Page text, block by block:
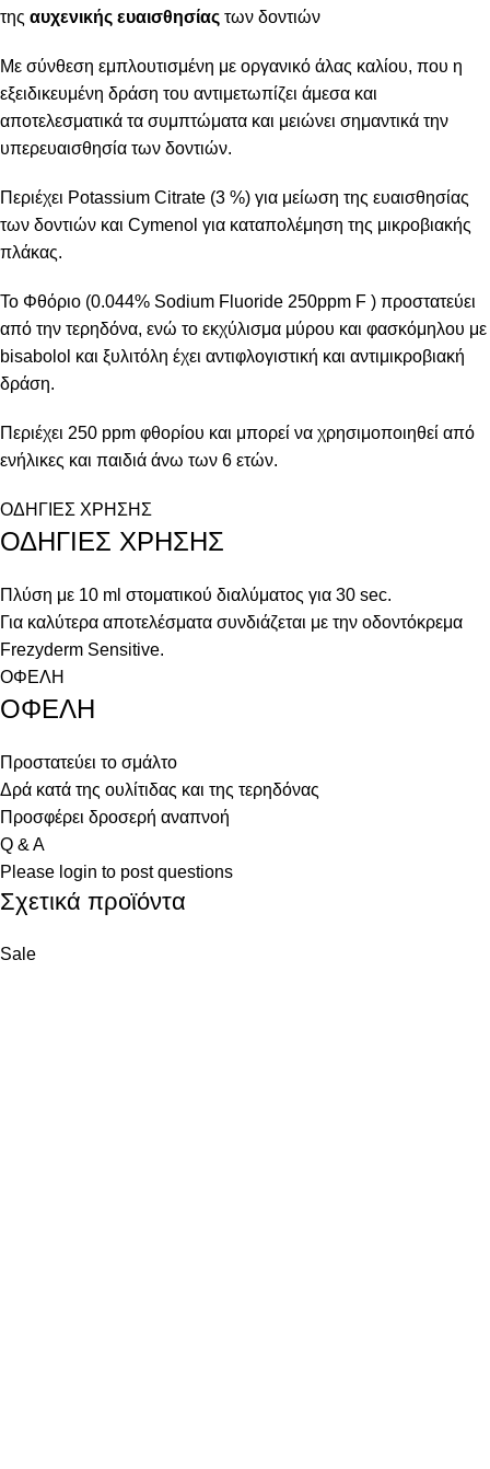
της αυχενικής ευαισθησίας των δοντιών
Με σύνθεση εμπλουτισμένη με οργανικό άλας καλίου, που η
εξειδικευμένη δράση του αντιμετωπίζει άμεσα και
αποτελεσματικά τα συμπτώματα και μειώνει σημαντικά την
υπερευαισθησία των δοντιών.
Περιέχει Potassium Citrate (3 %) για μείωση της ευαισθησίας
των δοντιών και Cymenol για καταπολέμηση της μικροβιακής
πλάκας.
Το Φθόριο (0.044% Sodium Fluoride 250ppm F ) προστατεύει
από την τερηδόνα, ενώ το εκχύλισμα μύρου και φασκόμηλου με
bisabolol και ξυλιτόλη έχει αντιφλογιστική και αντιμικροβιακή
δράση.
Περιέχει 250 ppm φθορίου και μπορεί να χρησιμοποιηθεί από
ενήλικες και παιδιά άνω των 6 ετών.
ΟΔΗΓΙΕΣ ΧΡΗΣΗΣ
ΟΔΗΓΙΕΣ ΧΡΗΣΗΣ
Πλύση με 10 ml στοματικού διαλύματος για 30 sec.
Για καλύτερα αποτελέσματα συνδιάζεται με την οδοντόκρεμα
Frezyderm Sensitive.
ΟΦΕΛΗ
ΟΦΕΛΗ
Προστατεύει το σμάλτο
Δρά κατά της ουλίτιδας και της τερηδόνας
Προσφέρει δροσερή αναπνοή
Q & A
Please login to post questions
Σχετικά προϊόντα
Sale